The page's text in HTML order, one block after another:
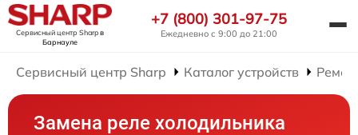
Сервисный центр Sharpв
Барнауле
+7 (800) 301-97-75
Ежедневно с 9:00 до 21:00
Сервисный центр Sharp Каталог устройств
Замена реле холодильника